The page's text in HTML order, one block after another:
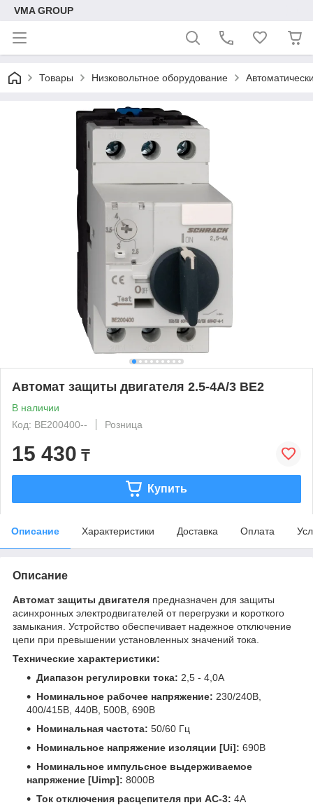
VMA GROUP
Товары Низковольтное оборудование
Автомат защиты двигателя 2.5-4А/3 BE2
В наличии
Код: BE200400--
Розница
15 430 ₸
Купить
Описание Характеристики Доставка Оплата
Описание
Автомат защиты двигателя предназначен для защиты
асинхронных электродвигателей от перегрузки и короткого
замыкания. Устройство обеспечивает надежное отключение
цепи при превышении установленных значений тока.
Технические характеристики:
Диапазон регулировки тока: 2,5 - 4,0А
Номинальное рабочее напряжение: 230/240В,
400/415В, 440В, 500В, 690В
Номинальная частота: 50/60 Гц
Номинальное напряжение изоляции [Ui]: 690В
Номинальное импульсное выдерживаемое
напряжение [Uimp]: 8000В
Ток отключения расцепителя при AC-3: 4А